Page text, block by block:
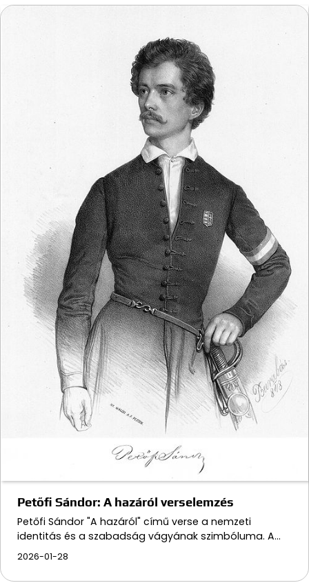
Petőfi Sándor: A hazáról verselemzés
Petőfi Sándor "A hazáról" című verse a nemzeti
identitás és a szabadság vágyának szimbóluma. A…
2026-01-28